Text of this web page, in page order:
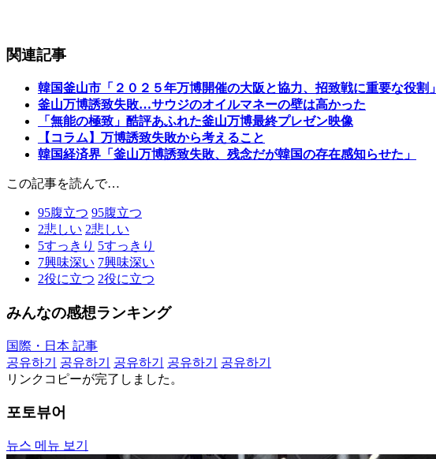
関連記事
韓国釜山市「２０２５年万博開催の大阪と協力、招致戦に重要な役割」
釜山万博誘致失敗…サウジのオイルマネーの壁は高かった
「無能の極致」酷評あふれた釜山万博最終プレゼン映像
【コラム】万博誘致失敗から考えること
韓国経済界「釜山万博誘致失敗、残念だが韓国の存在感知らせた」
この記事を読んで…
95腹立つ 95腹立つ
2悲しい 2悲しい
5すっきり 5すっきり
7興味深い 7興味深い
2役に立つ 2役に立つ
みんなの感想ランキング
国際・日本 記事
공유하기
공유하기 공유하기 공유하기
공유하기
リンクコピーが完了しました。
포토뷰어
뉴스 메뉴 보기